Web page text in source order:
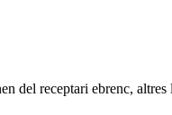
del receptari ebrenc,